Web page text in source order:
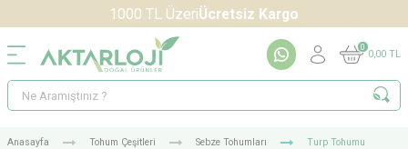
1000 TL ÜzeriÜcretsiz Kargo
0
0,00 TL
Anasayfa Tohum Çeşitleri Sebze Tohumları Turp Tohumu